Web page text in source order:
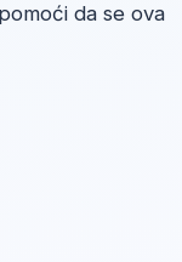
da se ova